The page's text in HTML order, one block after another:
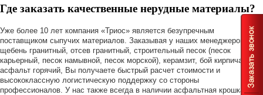
Где заказать качественные нерудные материалы?
Уже более 10 лет компания «Триос» является безупречным
поставщиком сыпучих материалов. Заказывая у наших менеджеров
щебень гранитный, отсев гранитный, строительный песок (песок
карьерный, песок намывной, песок морской), керамзит, бой кирпича или
асфальт горячий, Вы получаете быстрый расчет стоимости и
высококлассную логистическую поддержку со стороны
профессионалов. У нас также всегда в наличии асфальтная крошка